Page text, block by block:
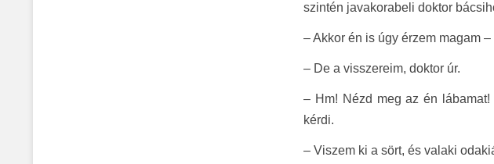
szintén javakorabeli doktor
– Akkor én is úgy érzem magam
– De a visszereim, doktor úr.
– Hm! Nézd meg az én
kérdi.
– Viszem ki a sört, és valaki